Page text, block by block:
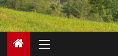
Menu